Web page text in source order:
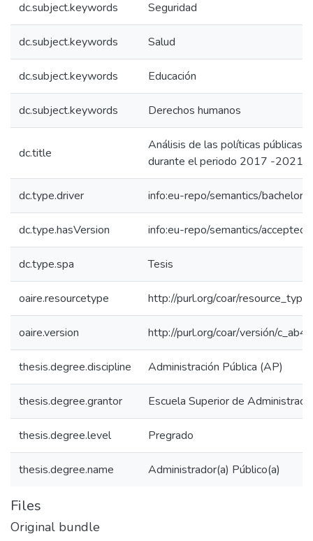
dc.subject.keywords Seguridad
dc.subject.keywords Salud
dc.subject.keywords Educación
dc.subject.keywords Derechos humanos
dc.title
Análisis de las políticas públicas
durante el periodo 2017 -2021
dc.type.driver info:eu-repo/semantics/
dc.type.hasVersion info:eu-repo/semantics/
dc.type.spa Tesis
oaire.resourcetype http://purl.org/coar/
oaire.version http://purl.org/coar/versión/
thesis.degree.discipline Administración Pública (AP)
thesis.degree.grantor Escuela Superior de
thesis.degree.level Pregrado
thesis.degree.name Administrador(a) Público(a)
Files
Original bundle